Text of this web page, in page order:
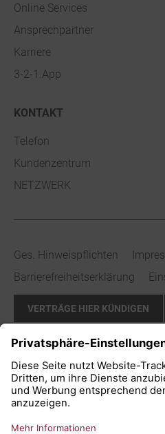
Online Services
Ansprechpartner
Karriere
3-2-1.App
KONTAKT
Telefon
Kundenzentrum
NETZWERK
Ges. Hinweispflichten
Barrierefreiheitserklärung
VERTRÄGE HIER KÜNDIGEN
VERTRAG WIDERRUFEN